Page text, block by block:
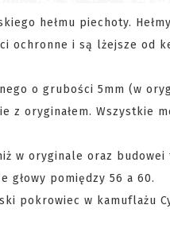
hełmu piechoty.
ochronne i są lżejsze od
o grubości 5mm (w
z oryginałem.
w oryginale oraz
głowy pomiędzy 56 a 60.
pokrowiec w kamuflażu